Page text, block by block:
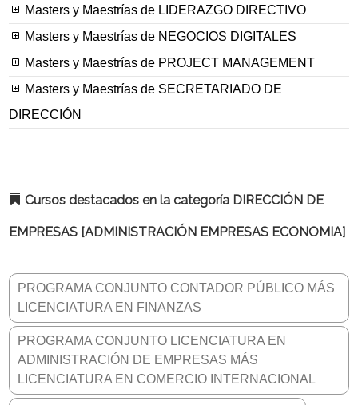
Masters y Maestrías de LIDERAZGO DIRECTIVO
Masters y Maestrías de NEGOCIOS DIGITALES
Masters y Maestrías de PROJECT MANAGEMENT
Masters y Maestrías de SECRETARIADO DE
DIRECCIÓN
Cursos destacados en la categoría DIRECCIÓN DE
EMPRESAS [ADMINISTRACIÓN EMPRESAS ECONOMIA]
PROGRAMA CONJUNTO CONTADOR PÚBLICO MÁS
LICENCIATURA EN FINANZAS
PROGRAMA CONJUNTO LICENCIATURA EN
ADMINISTRACIÓN DE EMPRESAS MÁS
LICENCIATURA EN COMERCIO INTERNACIONAL